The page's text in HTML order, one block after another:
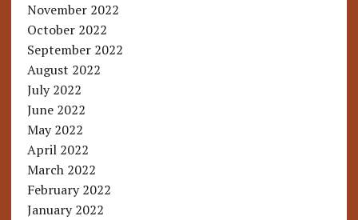
November 2022
October 2022
September 2022
August 2022
July 2022
June 2022
May 2022
April 2022
March 2022
February 2022
January 2022